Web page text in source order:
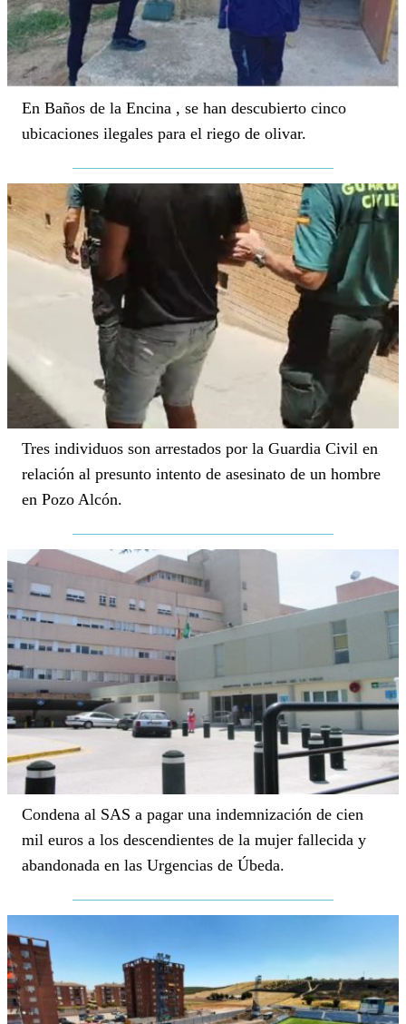
En Baños de la Encina , se han descubierto cinco
ubicaciones ilegales para el riego de olivar.
Tres individuos son arrestados por la Guardia Civil en
relación al presunto intento de asesinato de un hombre
en Pozo Alcón.
Condena al SAS a pagar una indemnización de cien
mil euros a los descendientes de la mujer fallecida y
abandonada en las Urgencias de Úbeda.